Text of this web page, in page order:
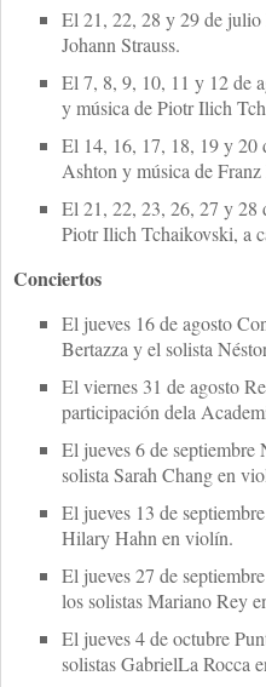
El 21, 22, 28 y 29 de
Johann Strauss.
El 7, 8, 9, 10, 11 y 12 de
y música de Piotr Ilich
El 14, 16, 17, 18, 19 y 20
Ashton y música de
El 21, 22, 23, 26, 27 y 28
Piotr Ilich Tchaikovski, a
Conciertos
El jueves 16 de agosto
Bertazza y el solista
El viernes 31 de agosto
participación dela
El jueves 6 de
solista Sarah Chang en
El jueves 13 de
Hilary Hahn en violín.
El jueves 27 de
los solistas Mariano Rey
El jueves 4 de octubre
solistas GabrielLa Rocca